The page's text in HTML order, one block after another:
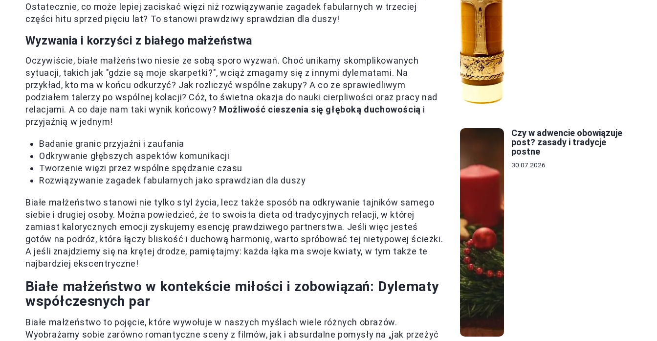
Ostatecznie, co może lepiej zaciskać więzi niż rozwiązywanie zagadek fabularnych w trzeciej
części hitu sprzed pięciu lat? To stanowi prawdziwy sprawdzian dla duszy!
Wyzwania i korzyści z białego małżeństwa
Oczywiście, białe małżeństwo niesie ze sobą sporo wyzwań. Choć unikamy skomplikowanych
sytuacji, takich jak "gdzie są moje skarpetki?", wciąż zmagamy się z innymi dylematami. Na
przykład, kto ma w końcu odkurzyć? Jak rozliczyć wspólne zakupy? A co ze sprawiedliwym
podziałem talerzy po wspólnej kolacji? Cóż, to świetna okazja do nauki cierpliwości oraz pracy nad
relacjami. A co daje nam taki wynik końcowy? Możliwość cieszenia się głęboką duchowością i
przyjaźnią w jednym!
Badanie granic przyjaźni i zaufania
Odkrywanie głębszych aspektów komunikacji
Tworzenie więzi przez wspólne spędzanie czasu
Rozwiązywanie zagadek fabularnych jako sprawdzian dla duszy
Białe małżeństwo stanowi nie tylko styl życia, lecz także sposób na odkrywanie tajników samego
siebie i drugiej osoby. Można powiedzieć, że to swoista dieta od tradycyjnych relacji, w której
zamiast kalorycznych emocji zyskujemy esencję prawdziwego partnerstwa. Jeśli więc jesteś
gotów na podróż, która łączy bliskość i duchową harmonię, warto spróbować tej nietypowej ścieżki.
A jeśli znajdziemy się na krętej drodze, pamiętajmy: każda łąka ma swoje kwiaty, w tym także te
najbardziej ekscentryczne!
Białe małżeństwo w kontekście miłości i zobowiązań: Dylematy
współczesnych par
Białe małżeństwo to pojęcie, które wywołuje w naszych myślach wiele różnych obrazów.
Wyobrażamy sobie zarówno romantyczne sceny z filmów, jak i absurdalne pomysły na „jak przeżyć
Czy w adwencie obowiązuje
post? zasady i tradycje
postne
30.07.2026